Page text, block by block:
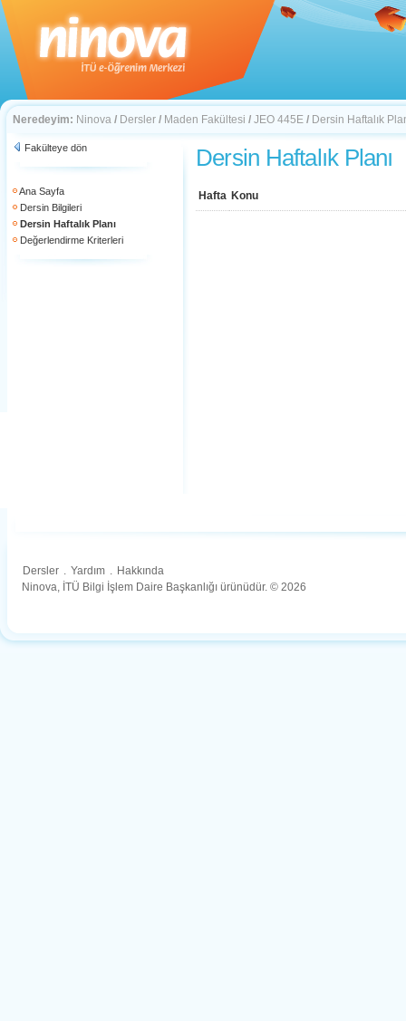
Neredeyim: Ninova / Dersler / Maden Fakültesi / JEO 445E / Dersin Haftalık
Fakülteye dön
Ana Sayfa
Dersin Bilgileri
Dersin Haftalık Planı
Değerlendirme Kriterleri
Dersin Haftalık Planı
Hafta Konu
Dersler . Yardım . Hakkında
Ninova, İTÜ Bilgi İşlem Daire Başkanlığı ürünüdür. © 2026